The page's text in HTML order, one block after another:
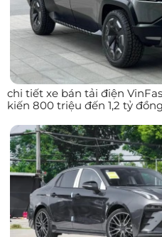
chi tiết xe bán tải điện
kiến 800 triệu đến 1,2 tỷ